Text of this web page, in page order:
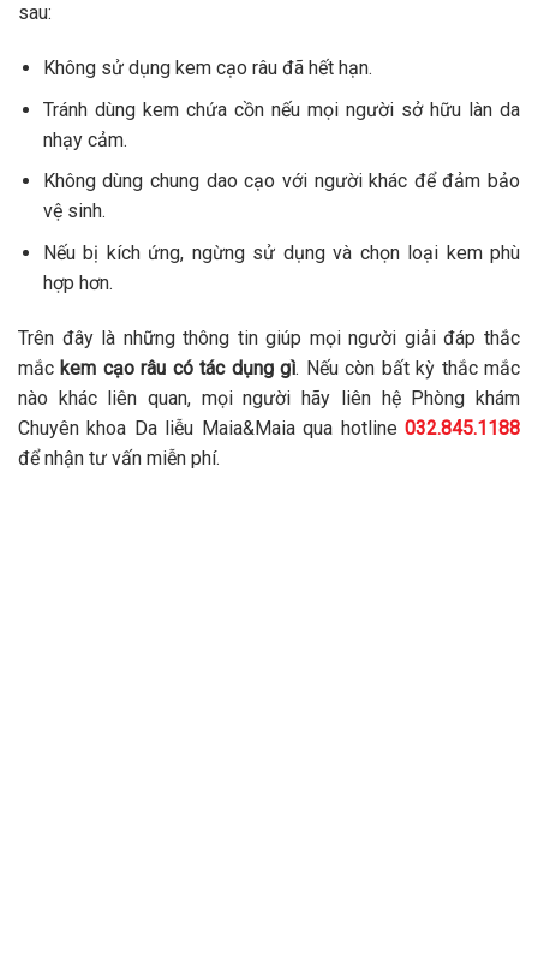
sau:
Không sử dụng kem cạo râu đã hết hạn.
Tránh dùng kem chứa cồn nếu mọi người sở hữu làn da
nhạy cảm.
Không dùng chung dao cạo với người khác để đảm bảo
vệ sinh.
Nếu bị kích ứng, ngừng sử dụng và chọn loại kem phù
hợp hơn.
Trên đây là những thông tin giúp mọi người giải đáp thắc
mắc kem cạo râu có tác dụng gì. Nếu còn bất kỳ thắc mắc
nào khác liên quan, mọi người hãy liên hệ Phòng khám
Chuyên khoa Da liễu Maia&Maia qua hotline 032.845.1188
để nhận tư vấn miễn phí.